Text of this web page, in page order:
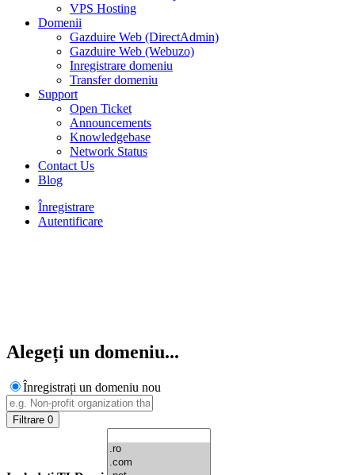
VPS Hosting
Domenii
Gazduire Web (DirectAdmin)
Gazduire Web (Webuzo)
Inregistrare domeniu
Transfer domeniu
Support
Open Ticket
Announcements
Knowledgebase
Network Status
Contact Us
Blog
Înregistrare
Autentificare
Alegeți un domeniu...
Înregistrați un domeniu nou
Filtrare 0